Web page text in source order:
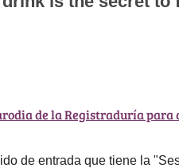
de la Registraduría
de entrada que tiene la